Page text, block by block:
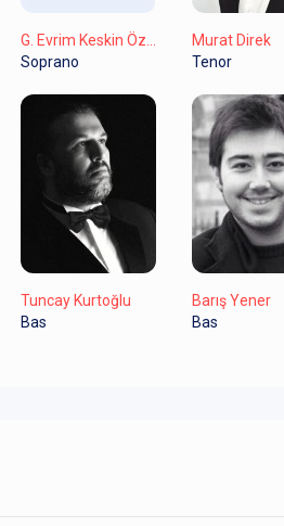
G. Evrim Keskin Özülgen
Soprano
Murat Direk
Tenor
Tuncay Kurtoğlu
Bas
Barış Yener
Bas